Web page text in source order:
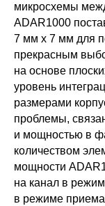
микросхемы
ADAR1000
7 мм x 7 мм для
прекрасным
на основе
уровень
размерами
проблемы,
и мощностью в
количеством
мощности
на канал в
в режиме